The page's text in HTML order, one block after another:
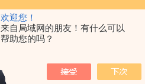
欢迎您！
来自局域网的朋友！有什么可以
帮助您的吗？
首页 产品中心